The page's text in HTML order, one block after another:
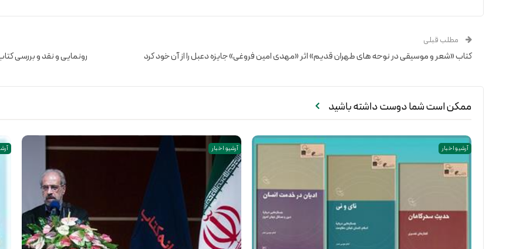
مطلب قبلی
کتاب «شعر و موسیقی در نوحه های طهران قدیم» اثر «مهدی امین فروغی» جایزه دعبل را از آن خود کرد رونمایی و نقد و بررسی
ممکن است شما دوست داشته باشید
آرشیو اخبار آرشیو اخبار